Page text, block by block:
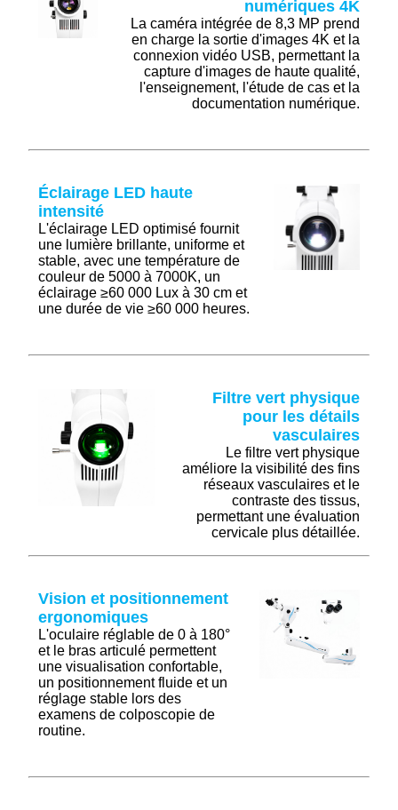
numériques 4K
La caméra intégrée de 8,3 MP prend
en charge la sortie d'images 4K et la
connexion vidéo USB, permettant la
capture d'images de haute qualité,
l'enseignement, l'étude de cas et la
documentation numérique.
Éclairage LED haute
intensité
L'éclairage LED optimisé fournit
une lumière brillante, uniforme et
stable, avec une température de
couleur de 5000 à 7000K, un
éclairage ≥60 000 Lux à 30 cm et
une durée de vie ≥60 000 heures.
Filtre vert physique
pour les détails
vasculaires
Le filtre vert physique
améliore la visibilité des fins
réseaux vasculaires et le
contraste des tissus,
permettant une évaluation
cervicale plus détaillée.
Vision et positionnement
ergonomiques
L'oculaire réglable de 0 à 180°
et le bras articulé permettent
une visualisation confortable,
un positionnement fluide et un
réglage stable lors des
examens de colposcopie de
routine.